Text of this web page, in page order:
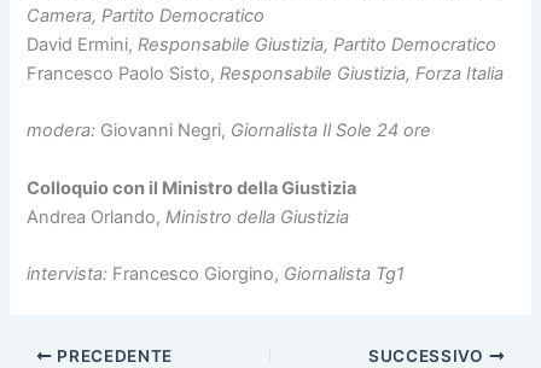
Camera, Partito Democratico
David Ermini, Responsabile Giustizia, Partito Democratico
Francesco Paolo Sisto,Responsabile Giustizia, Forza Italia
modera: Giovanni Negri, Giornalista Il Sole 24 ore
Colloquio con il Ministro della Giustizia
Andrea Orlando,Ministro della Giustizia
intervista: Francesco Giorgino, Giornalista Tg1
PRECEDENTE SUCCESSIVO